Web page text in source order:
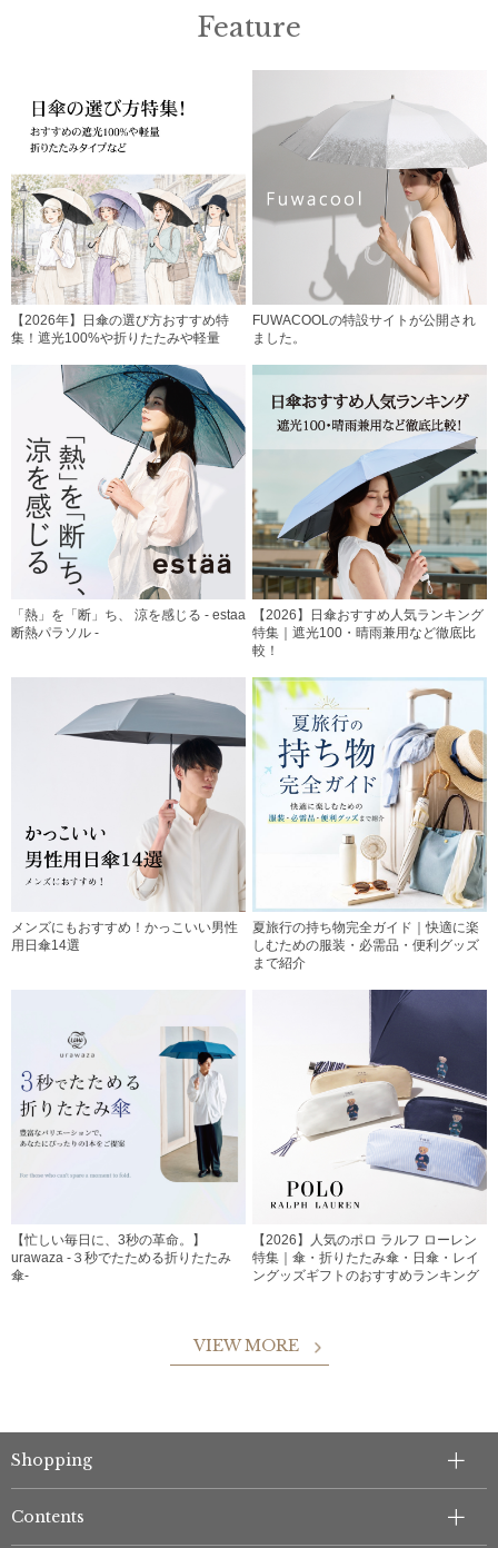
Feature
【2026年】日傘の選び方おすすめ特
集！遮光100%や折りたたみや軽量
FUWACOOLの特設サイトが公開され
ました。
「熱」を「断」ち、 涼を感じる - estaa
断熱パラソル -
【2026】日傘おすすめ人気ランキング
特集｜遮光100・晴雨兼用など徹底比
較！
メンズにもおすすめ！かっこいい男性
用日傘14選
夏旅行の持ち物完全ガイド｜快適に楽
しむための服装・必需品・便利グッズ
まで紹介
【忙しい毎日に、3秒の革命。】
urawaza -３秒でたためる折りたたみ
傘-
【2026】人気のポロ ラルフ ローレン
特集｜傘・折りたたみ傘・日傘・レイ
ングッズギフトのおすすめランキング
VIEW MORE
Shopping
Contents